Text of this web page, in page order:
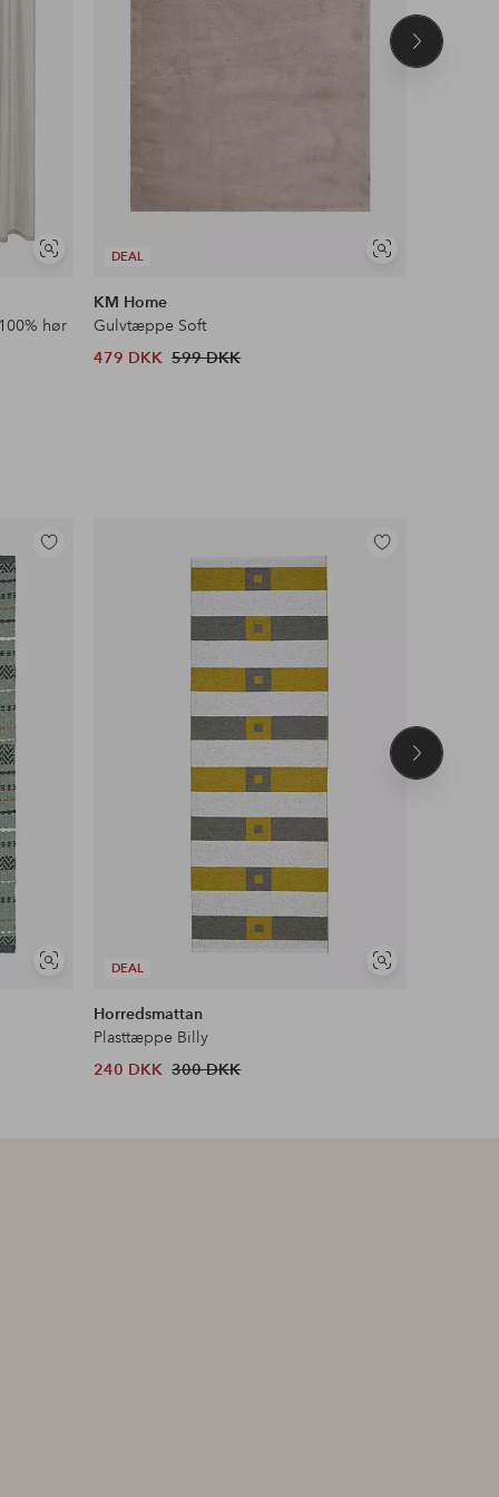
Se
hør
DEAL
Se
KM Home
Gulvtæppe Soft
479 DKK 599 DKK
Næste
Se
Tilføj
DEAL
Se
Tilføj
Horredsmattan
Plasttæppe Billy
240 DKK 300 DKK
Næste